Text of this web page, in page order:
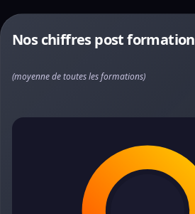
Nos chiffres post formation
(moyenne de toutes les formations)